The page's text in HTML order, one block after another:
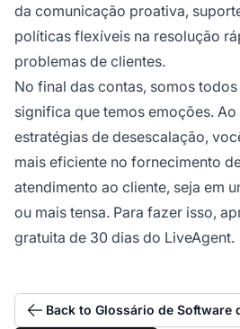
da comunicação proativa,
políticas flexíveis na resolução
problemas de clientes.
No final das contas, somos
significa que temos emoções.
estratégias de desescalação,
mais eficiente no fornecimento
atendimento ao cliente, seja em
ou mais tensa. Para fazer isso,
gratuita de 30 dias do LiveAgent.
Back to Glossário de Software